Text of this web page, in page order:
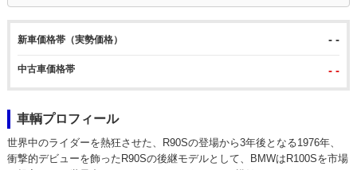
新車価格帯（実勢価格） - -
中古車価格帯 - -
車輌プロフィール
世界中のライダーを熱狂させた、R90Sの登場から3年後となる1976年、
衝撃的デビューを飾ったR90Sの後継モデルとして、BMWはR100Sを市場